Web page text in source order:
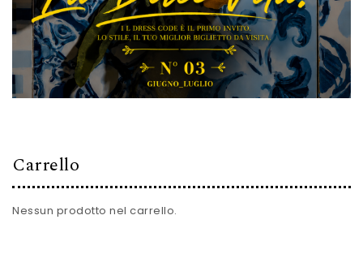
Carrello
Nessun prodotto nel carrello.